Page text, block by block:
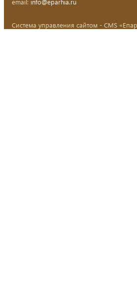
Система управления сайтом - CMS